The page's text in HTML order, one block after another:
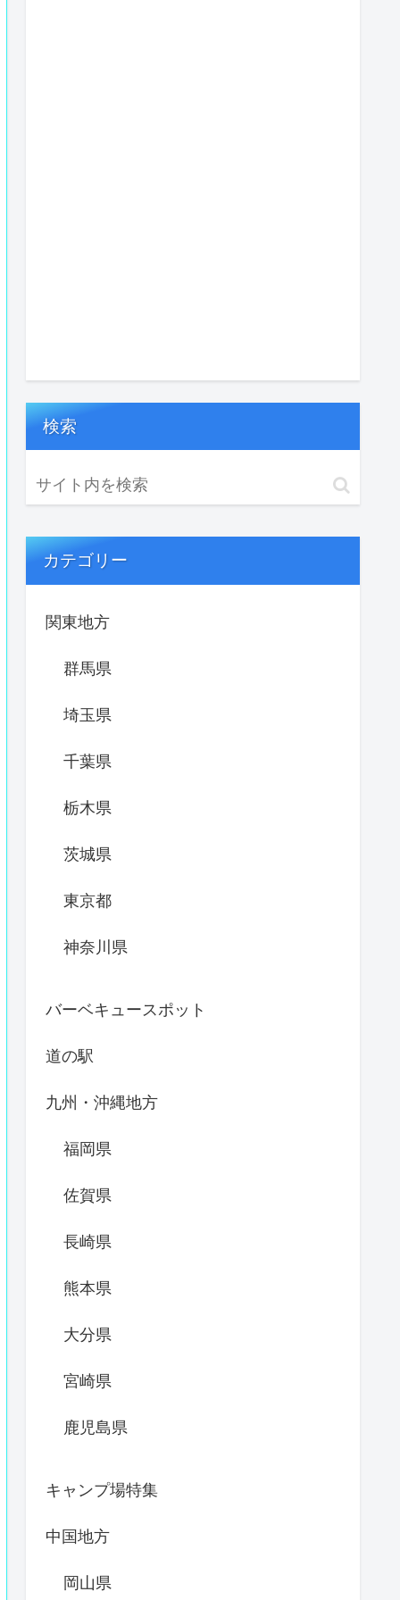
検索
カテゴリー
関東地方
群馬県
埼玉県
千葉県
栃木県
茨城県
東京都
神奈川県
バーベキュースポット
道の駅
九州・沖縄地方
福岡県
佐賀県
長崎県
熊本県
大分県
宮崎県
鹿児島県
キャンプ場特集
中国地方
岡山県